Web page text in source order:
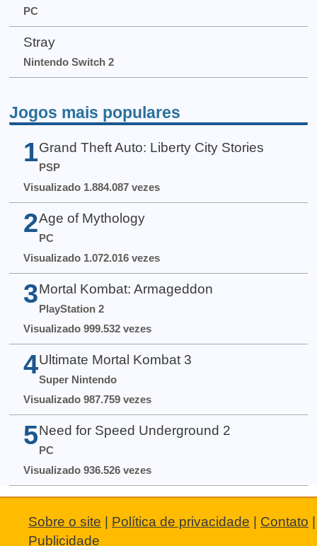
PC
Stray
Nintendo Switch 2
Jogos mais populares
1 Grand Theft Auto: Liberty City Stories
PSP
Visualizado 1.884.087 vezes
2 Age of Mythology
PC
Visualizado 1.072.016 vezes
3 Mortal Kombat: Armageddon
PlayStation 2
Visualizado 999.532 vezes
4 Ultimate Mortal Kombat 3
Super Nintendo
Visualizado 987.759 vezes
5 Need for Speed Underground 2
PC
Visualizado 936.526 vezes
Sobre o site | Política de privacidade | Contato |
Publicidade